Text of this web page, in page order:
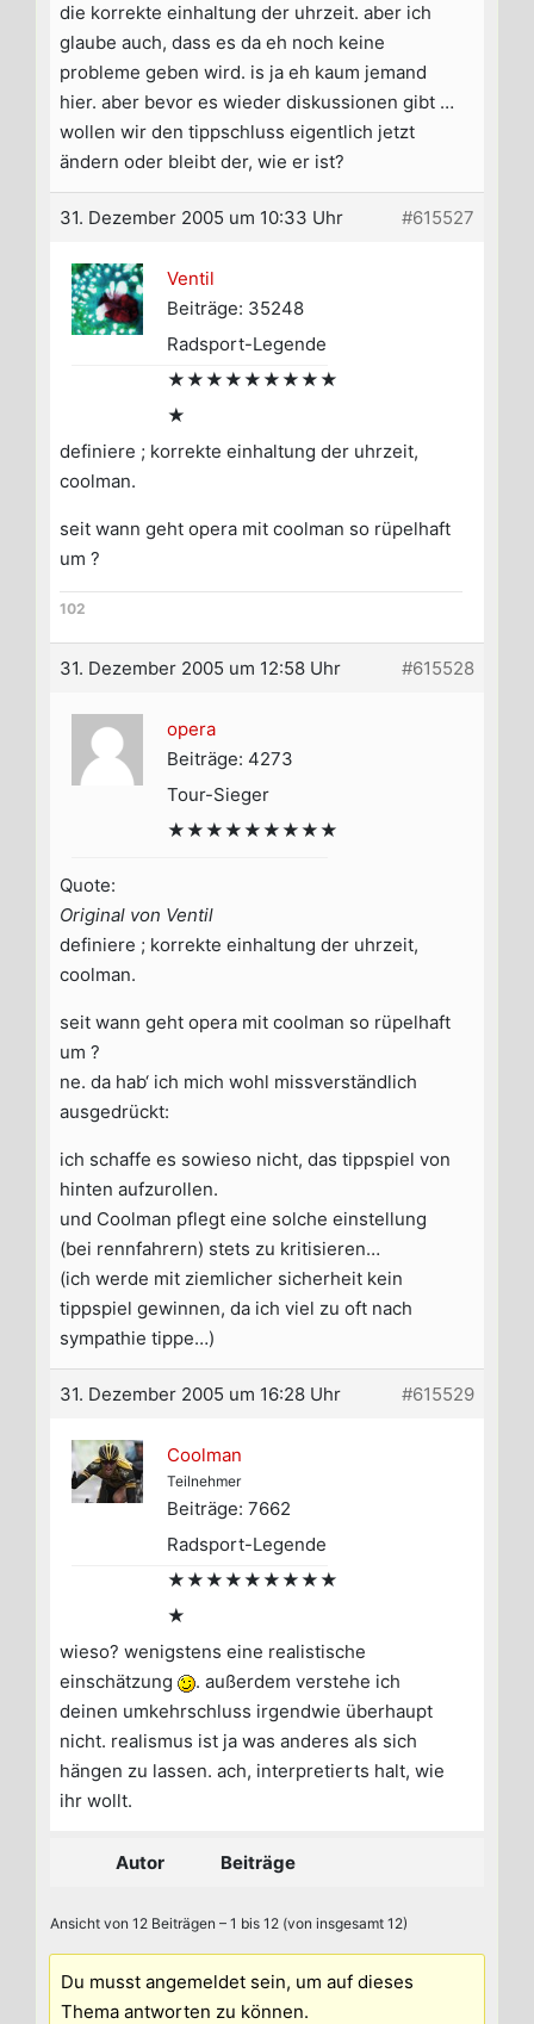
die korrekte einhaltung der uhrzeit. aber ich
glaube auch, dass es da eh noch keine
probleme geben wird. is ja eh kaum jemand
hier. aber bevor es wieder diskussionen gibt …
wollen wir den tippschluss eigentlich jetzt
ändern oder bleibt der, wie er ist?
31. Dezember 2005 um 10:33 Uhr #615527
Ventil
Beiträge: 35248
Radsport-Legende
★★★★★★★★★
★
definiere ; korrekte einhaltung der uhrzeit,
coolman.
seit wann geht opera mit coolman so rüpelhaft
um ?
102
31. Dezember 2005 um 12:58 Uhr #615528
opera
Beiträge: 4273
Tour-Sieger
★★★★★★★★★
Quote:
Original von Ventil
definiere ; korrekte einhaltung der uhrzeit,
coolman.
seit wann geht opera mit coolman so rüpelhaft
um ?
ne. da hab‘ ich mich wohl missverständlich
ausgedrückt:
ich schaffe es sowieso nicht, das tippspiel von
hinten aufzurollen.
und Coolman pflegt eine solche einstellung
(bei rennfahrern) stets zu kritisieren…
(ich werde mit ziemlicher sicherheit kein
tippspiel gewinnen, da ich viel zu oft nach
sympathie tippe…)
31. Dezember 2005 um 16:28 Uhr #615529
Coolman
Teilnehmer
Beiträge: 7662
Radsport-Legende
★★★★★★★★★
★
wieso? wenigstens eine realistische
einschätzung
. außerdem verstehe ich
deinen umkehrschluss irgendwie überhaupt
nicht. realismus ist ja was anderes als sich
hängen zu lassen. ach, interpretierts halt, wie
ihr wollt.
Autor Beiträge
Ansicht von 12 Beiträgen – 1 bis 12 (von insgesamt 12)
Du musst angemeldet sein, um auf dieses
Thema antworten zu können.